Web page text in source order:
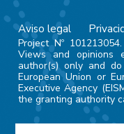
Aviso legal
Project Nº
Views and opinions
author(s) only and
European Union or
Executive Agency
the granting authority